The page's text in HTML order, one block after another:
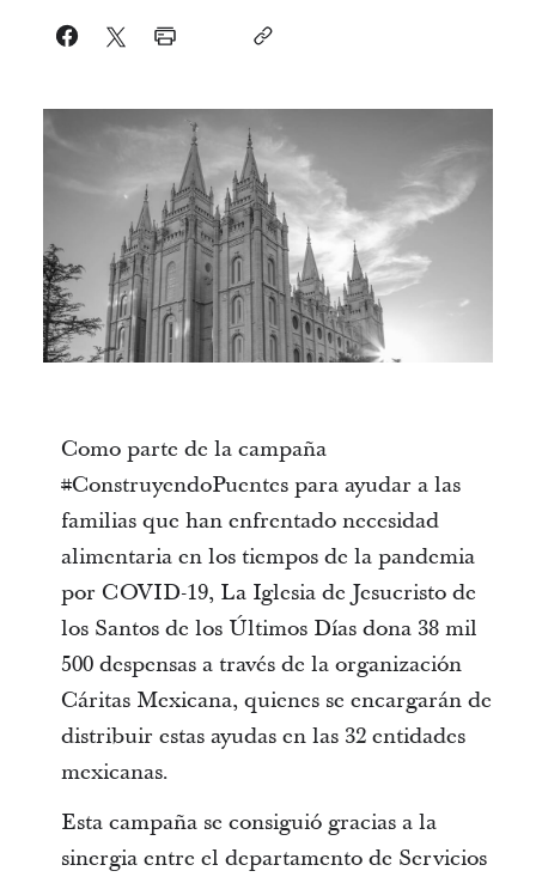
Como parte de la campaña
#ConstruyendoPuentes para ayudar a las
familias que han enfrentado necesidad
alimentaria en los tiempos de la pandemia
por COVID-19, La Iglesia de Jesucristo de
los Santos de los Últimos Días dona 38 mil
500 despensas a través de la organización
Cáritas Mexicana, quienes se encargarán de
distribuir estas ayudas en las 32 entidades
mexicanas.
Esta campaña se consiguió gracias a la
sinergia entre el departamento de Servicios